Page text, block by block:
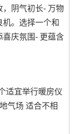
阴气初长- 万物
。选择一个和
庆氛围- 更蕴含
适宜举行暖房仪
气场 适合不相